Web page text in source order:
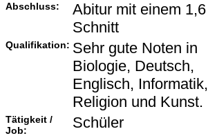
Abschluss:
Abitur mit einem 1,6
Schnitt
Qualifikation: Sehr gute Noten in
Biologie, Deutsch,
Englisch, Informatik,
Religion und Kunst.
Tätigkeit /
Job:
Schüler